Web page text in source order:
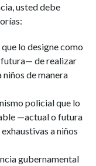
usted debe
lo designe como
de realizar
de manera
policial que lo
—actual o futura
a niños
gubernamental